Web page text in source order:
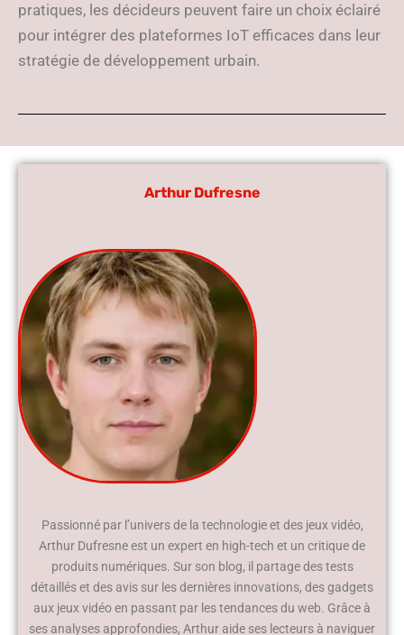
pratiques, les décideurs peuvent faire un choix éclairé
pour intégrer des plateformes IoT efficaces dans leur
stratégie de développement urbain.
Arthur Dufresne
Passionné par l’univers de la technologie et des jeux vidéo,
Arthur Dufresne est un expert en high-tech et un critique de
produits numériques. Sur son blog, il partage des tests
détaillés et des avis sur les dernières innovations, des gadgets
aux jeux vidéo en passant par les tendances du web. Grâce à
ses analyses approfondies, Arthur aide ses lecteurs à naviguer